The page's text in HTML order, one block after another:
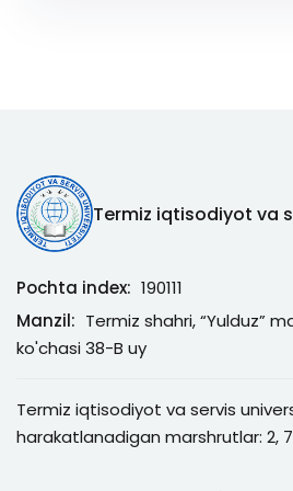
Termiz iqtisodiyot va
Pochta index: 190111
Manzil: Termiz shahri, “Yulduz”
ko'chasi 38-B uy
Termiz iqtisodiyot va servis
harakatlanadigan marshrutlar: 2,